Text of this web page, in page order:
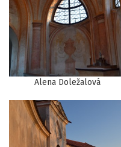
Alena Doležalová